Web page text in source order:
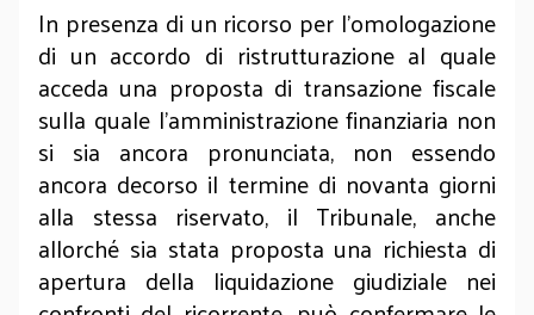
In presenza di un ricorso per l’omologazione
di un accordo di ristrutturazione al quale
acceda una proposta di transazione fiscale
sulla quale l’amministrazione finanziaria non
si sia ancora pronunciata, non essendo
ancora decorso il termine di novanta giorni
alla stessa riservato, il Tribunale, anche
allorché sia stata proposta una richiesta di
apertura della liquidazione giudiziale nei